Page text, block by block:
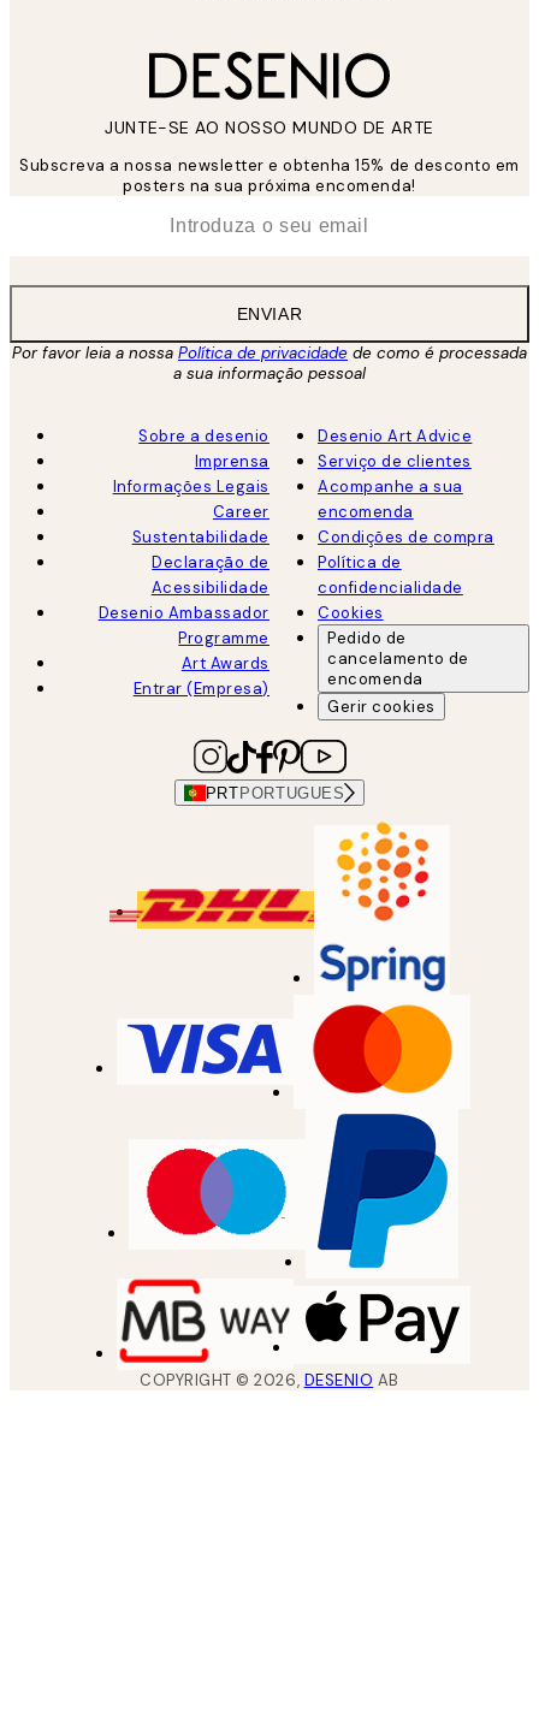
JUNTE-SE AO NOSSO MUNDO DE ARTE
Subscreva a nossa newsletter e obtenha 15% de desconto em
posters na sua próxima encomenda!
ENVIAR
Por favor leia a nossa Política de privacidade de como é processada
a sua informação pessoal
Sobre a desenio
Imprensa
Informações Legais
Career
Sustentabilidade
Declaração de
Acessibilidade
Desenio Ambassador
Programme
Art Awards
Entrar (Empresa)
Desenio Art Advice
Serviço de clientes
Acompanhe a sua
encomenda
Condições de compra
Política de
confidencialidade
Cookies
Pedido de
cancelamento de
encomenda
Gerir cookies
PRT PORTUGUES
COPYRIGHT ©2026, DESENIO AB